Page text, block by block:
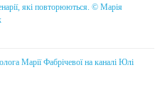
які повторюються. © Марія
Марії Фабрічевої на каналі Юлі